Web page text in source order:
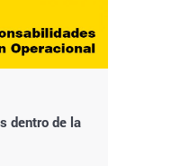
dentro de la